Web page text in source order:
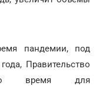
пандемии, под
Правительство
время для